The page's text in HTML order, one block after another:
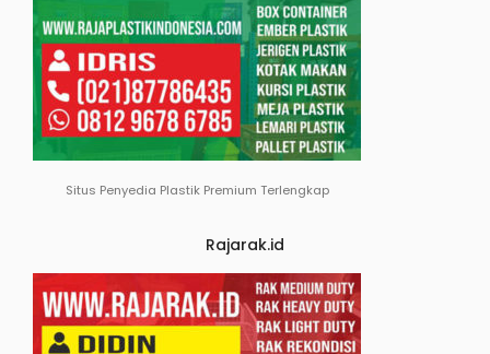
Situs Penyedia Plastik Premium Terlengkap
Rajarak.id